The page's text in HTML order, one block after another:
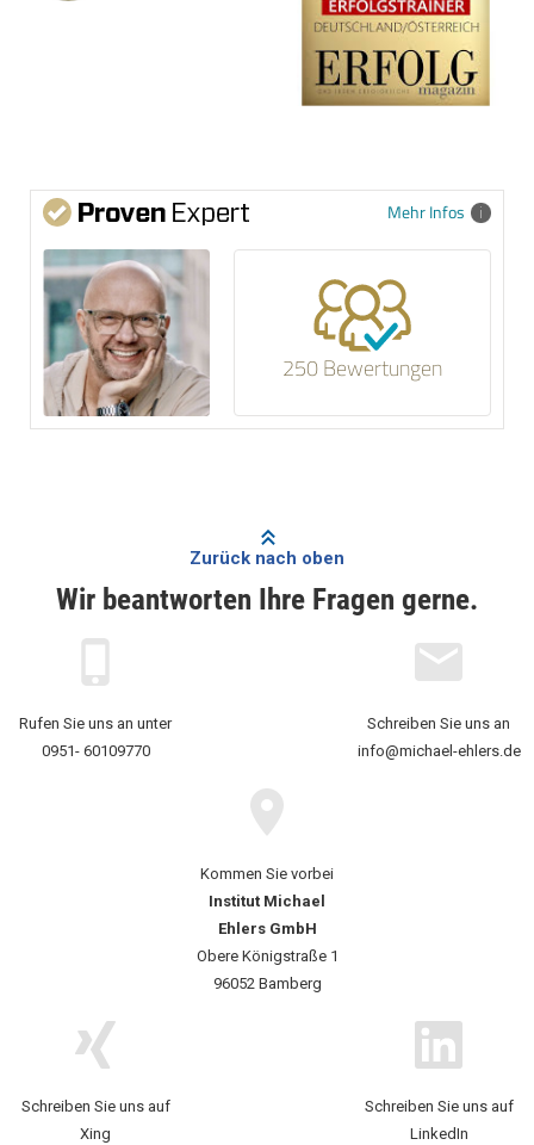
Mehr Infos
250 Bewertungen
Wir beantworten Ihre Fragen gerne.
Zurück nach oben
Rufen Sie uns an unter
0951- 60109770
Schreiben Sie uns an
info@michael-ehlers.de
Kommen Sie vorbei
Institut Michael
Ehlers GmbH
Obere Königstraße 1
96052 Bamberg
Schreiben Sie uns auf
Xing
Schreiben Sie uns auf
LinkedIn